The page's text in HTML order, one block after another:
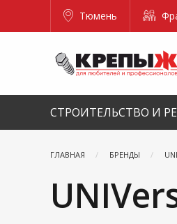
Тюмень
СТРОИТЕЛЬСТВО И
ГЛАВНАЯ БРЕНДЫ